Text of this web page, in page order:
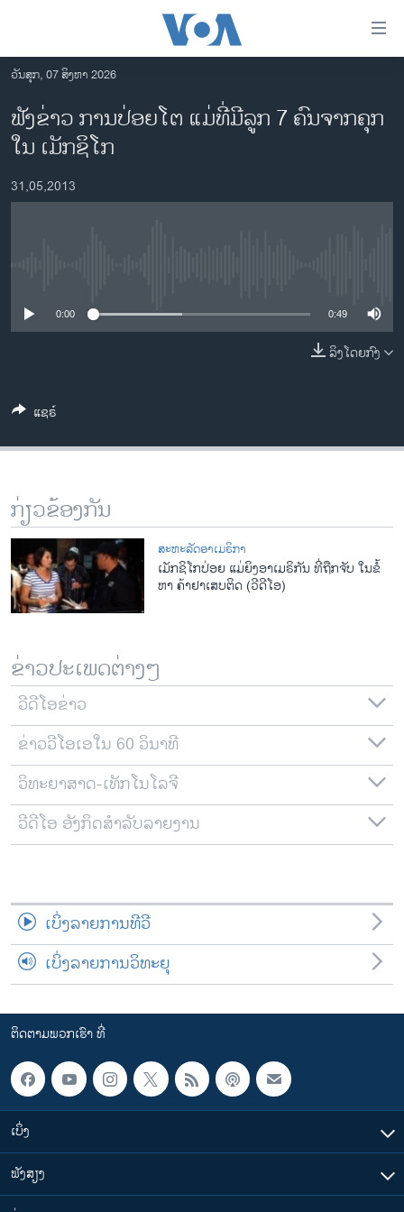
ເຂົ້າ
ຫາ
ຂ້າມ
ຂ້າມ
ໄປ
ລາວ
ອາເມຣິກາ
ການເລືອກຕັ້ງ ປະທານາທີບໍດີ ສະຫະລັດ 2024
ອິດສະຫຼະພາບດ້ານການຂ່າວ
ວິທະຍາສາດ-ເທັກໂນໂລຈີ
ທຸລະກິດ
ວີດີໂອ
ສຽງ
ລາຍການກະຈາຍສຽງ
ລາຍງານ
ຕິດຕາມພວກເຮົາ ທີ່
ພາສາຕ່າງໆ
ວັນສຸກ, 07 ສິງຫາ 2026
ຟັງຂ່າວ ການປ່ອຍໂຕ ແມ່ທີ່ມີລູກ 7 ຄົນຈາກຄຸກ
ໃນ ເມັກຊິໂກ
31,05,2013
0:00 0:49
ລິງໂດຍກົງ
ແຊຣ໌
ກ່ຽວຂ້ອງກັນ
ສະຫະລັດອາເມຣິກາ
ເມັ​ກຊິໂກປ່ອຍ ແມ່ຍິງອາ​ເມຣິກັນ ທີ່ຖືກຈັບ ໃນຂໍ້
ຫາ ຄ້າຢາເສບຕິດ ​(ວີດີໂອ)
ຂ່າວປະເພດຕ່າງໆ
ວີດີໂອຂ່າວ
ຂ່າວວີໂອເອໃນ 60 ວິນາທີ
ວິທະຍາສາດ-ເທັກໂນໂລຈີ
ວີດີໂອ ອັງກິດສຳລັບລາຍງານ
ເບິ່ງລາຍການທີວີ
ເບິ່ງລາຍການວິທະຍຸ
ຕິດຕາມພວກເຮົາ ທີ່
ເບິ່ງ
ຟັງສຽງ